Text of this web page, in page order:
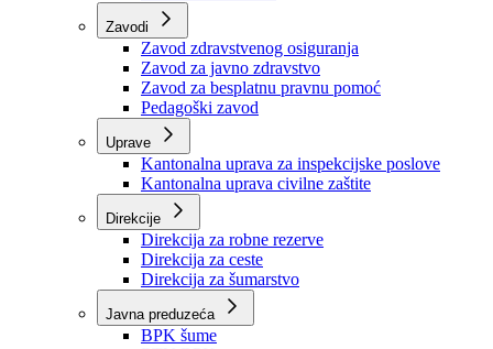
Centar za socijalni rad
Dom za stara i iznemogla lica
Kantonalna bolnica
Zavodi
Zavod zdravstvenog osiguranja
Zavod za javno zdravstvo
Zavod za besplatnu pravnu pomoć
Pedagoški zavod
Kantonalna uprava za inspekcijske poslove
Kantonalna uprava civilne zaštite
Direkcije
Direkcija za robne rezerve
Direkcija za ceste
Direkcija za šumarstvo